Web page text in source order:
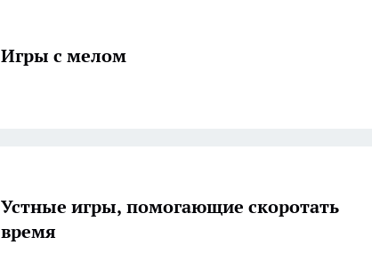
Игры с мелом
Устные игры, помогающие скоротать
время